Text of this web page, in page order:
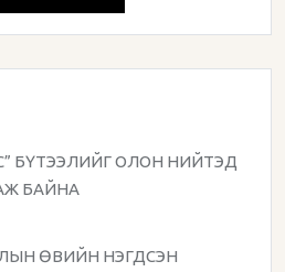
БҮТЭЭЛИЙГ ОЛОН НИЙТЭД
БАЙНА
ӨВИЙН НЭГДСЭН